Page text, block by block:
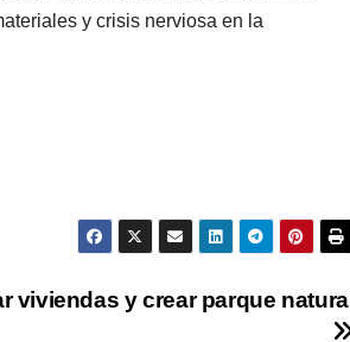
y crisis nerviosa en la
viviendas y crear parque natural